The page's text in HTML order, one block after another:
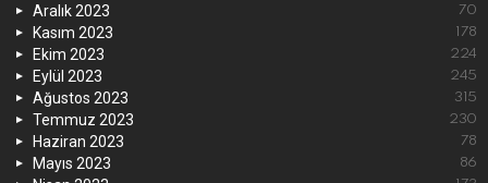
Aralık 2023 70
Kasım 2023 178
Ekim 2023 224
Eylül 2023 245
Ağustos 2023 315
Temmuz 2023 230
Haziran 2023 78
Mayıs 2023 86